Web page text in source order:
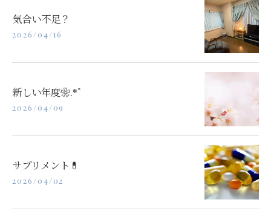
気合い不足？
2026/04/16
新しい年度❀.*ﾟ
2026/04/09
サプリメント💊
2026/04/02